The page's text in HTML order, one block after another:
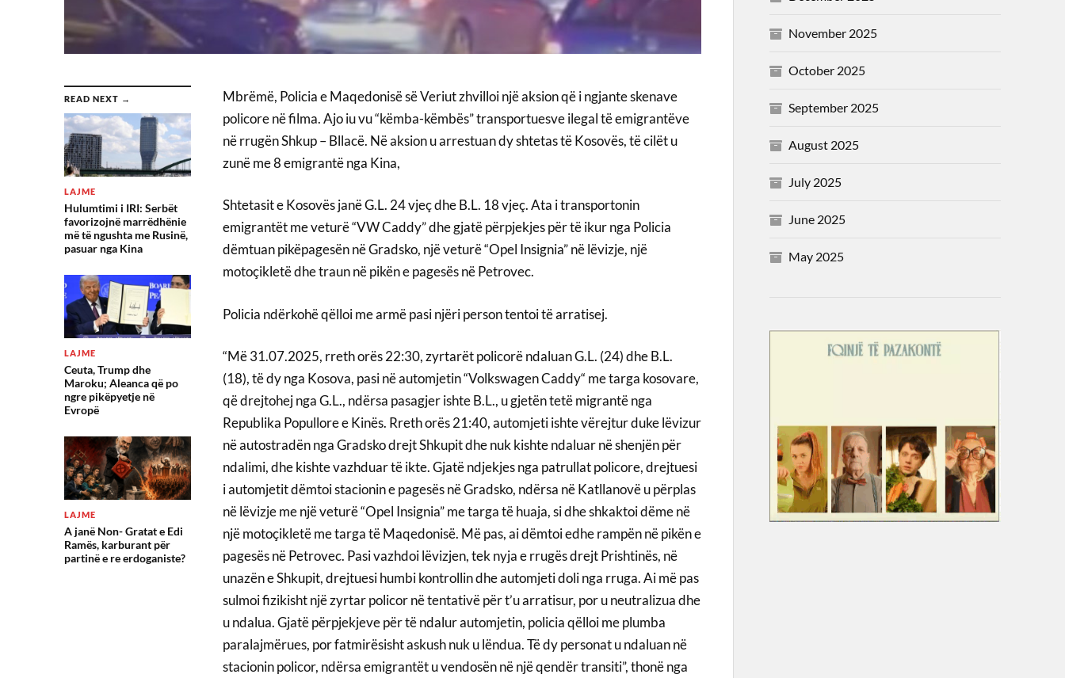
READ NEXT →
LAJME
Hulumtimi i IRI: Serbët
favorizojnë marrëdhënie
më të ngushta me Rusinë,
pasuar nga Kina
LAJME
Ceuta, Trump dhe
Maroku; Aleanca që po
ngre pikëpyetje në
Evropë
LAJME
A janë Non- Gratat e Edi
Ramës, karburant për
partinë e re erdoganiste?
Mbrëmë, Policia e Maqedonisë së Veriut zhvilloi një aksion që i ngjante skenave
policore në filma. Ajo iu vu “këmba-këmbës” transportuesve ilegal të emigrantëve
në rrugën Shkup – Bllacë. Në aksion u arrestuan dy shtetas të Kosovës, të cilët u
zunë me 8 emigrantë nga Kina,
Shtetasit e Kosovës janë G.L. 24 vjeç dhe B.L. 18 vjeç. Ata i transportonin
emigrantët me veturë “VW Caddy” dhe gjatë përpjekjes për të ikur nga Policia
dëmtuan pikëpagesën në Gradsko, një veturë “Opel Insignia” në lëvizje, një
motoçikletë dhe traun në pikën e pagesës në Petrovec.
Policia ndërkohë qëlloi me armë pasi njëri person tentoi të arratisej.
“Më 31.07.2025, rreth orës 22:30, zyrtarët policorë ndaluan G.L. (24) dhe B.L.
(18), të dy nga Kosova, pasi në automjetin “Volkswagen Caddy“ me targa kosovare,
që drejtohej nga G.L., ndërsa pasagjer ishte B.L., u gjetën tetë migrantë nga
Republika Popullore e Kinës. Rreth orës 21:40, automjeti ishte vërejtur duke lëvizur
në autostradën nga Gradsko drejt Shkupit dhe nuk kishte ndaluar në shenjën për
ndalimi, dhe kishte vazhduar të ikte. Gjatë ndjekjes nga patrullat policore, drejtuesi
i automjetit dëmtoi stacionin e pagesës në Gradsko, ndërsa në Katllanovë u përplas
në lëvizje me një veturë “Opel Insignia” me targa të huaja, si dhe shkaktoi dëme në
një motoçikletë me targa të Maqedonisë. Më pas, ai dëmtoi edhe rampën në pikën e
pagesës në Petrovec. Pasi vazhdoi lëvizjen, tek nyja e rrugës drejt Prishtinës, në
unazën e Shkupit, drejtuesi humbi kontrollin dhe automjeti doli nga rruga. Ai më pas
sulmoi fizikisht një zyrtar policor në tentativë për t’u arratisur, por u neutralizua dhe
u ndalua. Gjatë përpjekjeve për të ndalur automjetin, policia qëlloi me plumba
paralajmërues, por fatmirësisht askush nuk u lëndua. Të dy personat u ndaluan në
stacionin policor, ndërsa emigrantët u vendosën në një qendër transiti”, thonë nga
November 2025
October 2025
September 2025
August 2025
July 2025
June 2025
May 2025